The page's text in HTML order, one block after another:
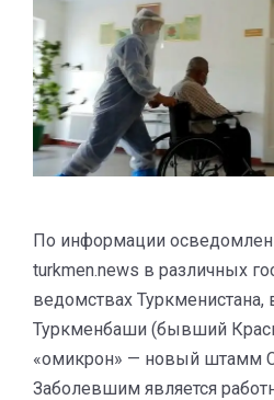
По информации
turkmen.news в различных
ведомствах
Туркменбаши (бывший
«омикрон» — новый штамм
Заболевшим является